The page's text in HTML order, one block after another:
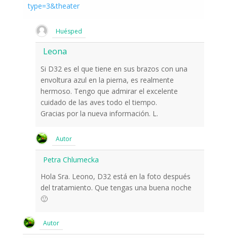
type=3&theater
Huésped
Leona
Si D32 es el que tiene en sus brazos con una
envoltura azul en la pierna, es realmente
hermoso. Tengo que admirar el excelente
cuidado de las aves todo el tiempo.
Gracias por la nueva información. L.
Autor
Petra Chlumecka
Hola Sra. Leono, D32 está en la foto después
del tratamiento. Que tengas una buena noche
🙂
Autor